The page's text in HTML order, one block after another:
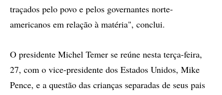
traçados pelo povo e pelos governantes norte-
americanos em relação à matéria", conclui.
O presidente Michel Temer se reúne nesta terça-feira,
27, com o vice-presidente dos Estados Unidos, Mike
Pence, e a questão das crianças separadas de seus pais